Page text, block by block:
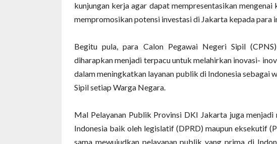
kunjungan kerja agar dapat mempresentasikan
mempromosikan potensi investasi di Jakarta kepada para
Begitu pula, para Calon Pegawai Negeri Sipil
diharapkan menjadi terpacu untuk melahirkan inovasi-
dalam meningkatkan layanan publik di Indonesia sebagai
Sipil setiap Warga Negara.
Mal Pelayanan Publik Provinsi DKI Jakarta juga
Indonesia baik oleh legislatif (DPRD) maupun eksekutif
sama mewujudkan pelayanan publik yang prima di